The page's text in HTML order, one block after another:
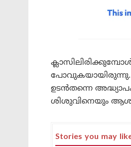
പോവുകയായിരുന്നു.
ഉടൻതന്നെ
ശിശുവിനെയും
Stories you may